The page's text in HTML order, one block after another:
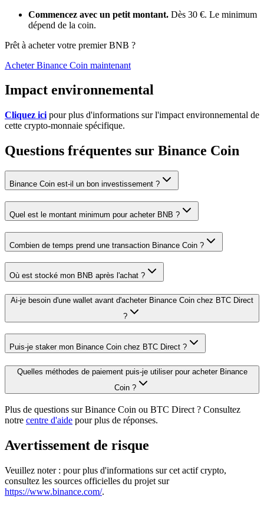
Commencez avec un petit montant. Dès 30 €. Le minimum
dépend de la coin.
Prêt à acheter votre premier BNB ?
Acheter Binance Coin maintenant
Impact environnemental
Cliquez ici pour plus d'informations sur l'impact environnemental de
cette crypto-monnaie spécifique.
Questions fréquentes sur Binance Coin
Binance Coin est-il un bon investissement ?
Quel est le montant minimum pour acheter BNB ?
Combien de temps prend une transaction Binance Coin ?
Où est stocké mon BNB après l'achat ?
Ai-je besoin d'une wallet avant d'acheter Binance Coin chez BTC Direct
?
Puis-je staker mon Binance Coin chez BTC Direct ?
Quelles méthodes de paiement puis-je utiliser pour acheter Binance
Coin ?
Plus de questions sur Binance Coin ou BTC Direct ? Consultez
notre centre d'aide pour plus de réponses.
Avertissement de risque
Veuillez noter : pour plus d'informations sur cet actif crypto,
consultez les sources officielles du projet sur
https://www.binance.com/.